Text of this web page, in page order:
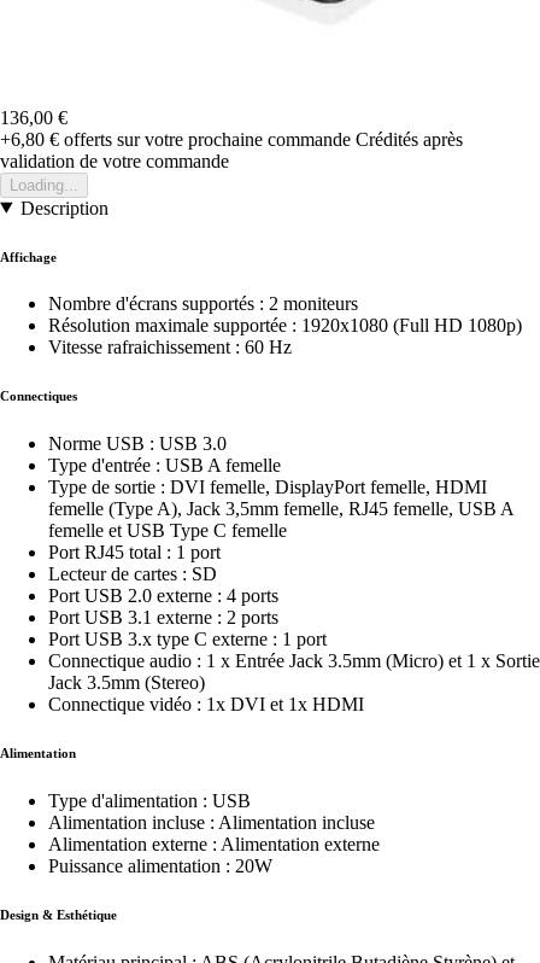
136,00 €
+6,80 € offerts sur votre prochaine commande Crédités après
validation de votre commande
Loading...
Description
Affichage
Nombre d'écrans supportés : 2 moniteurs
Résolution maximale supportée : 1920x1080 (Full HD 1080p)
Vitesse rafraichissement : 60 Hz
Connectiques
Norme USB : USB 3.0
Type d'entrée : USB A femelle
Type de sortie : DVI femelle, DisplayPort femelle, HDMI
femelle (Type A), Jack 3,5mm femelle, RJ45 femelle, USB A
femelle et USB Type C femelle
Port RJ45 total : 1 port
Lecteur de cartes : SD
Port USB 2.0 externe : 4 ports
Port USB 3.1 externe : 2 ports
Port USB 3.x type C externe : 1 port
Connectique audio : 1 x Entrée Jack 3.5mm (Micro) et 1 x Sortie
Jack 3.5mm (Stereo)
Connectique vidéo : 1x DVI et 1x HDMI
Alimentation
Type d'alimentation : USB
Alimentation incluse : Alimentation incluse
Alimentation externe : Alimentation externe
Puissance alimentation : 20W
Design & Esthétique